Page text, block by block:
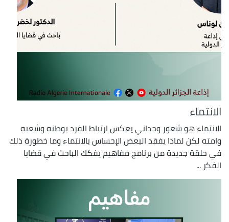
الانتماء
الانتماء هو شعور وجداني يعكس ارتباط الفرد بوطنه وشعبه
وامته لكن لماذا يفقد البعض الإحساس بالانتماء وما خطورة ذلك
في حلقة جديدة من برنامج مفاهيم يفكك الباحث في قضايا
الفكر ...